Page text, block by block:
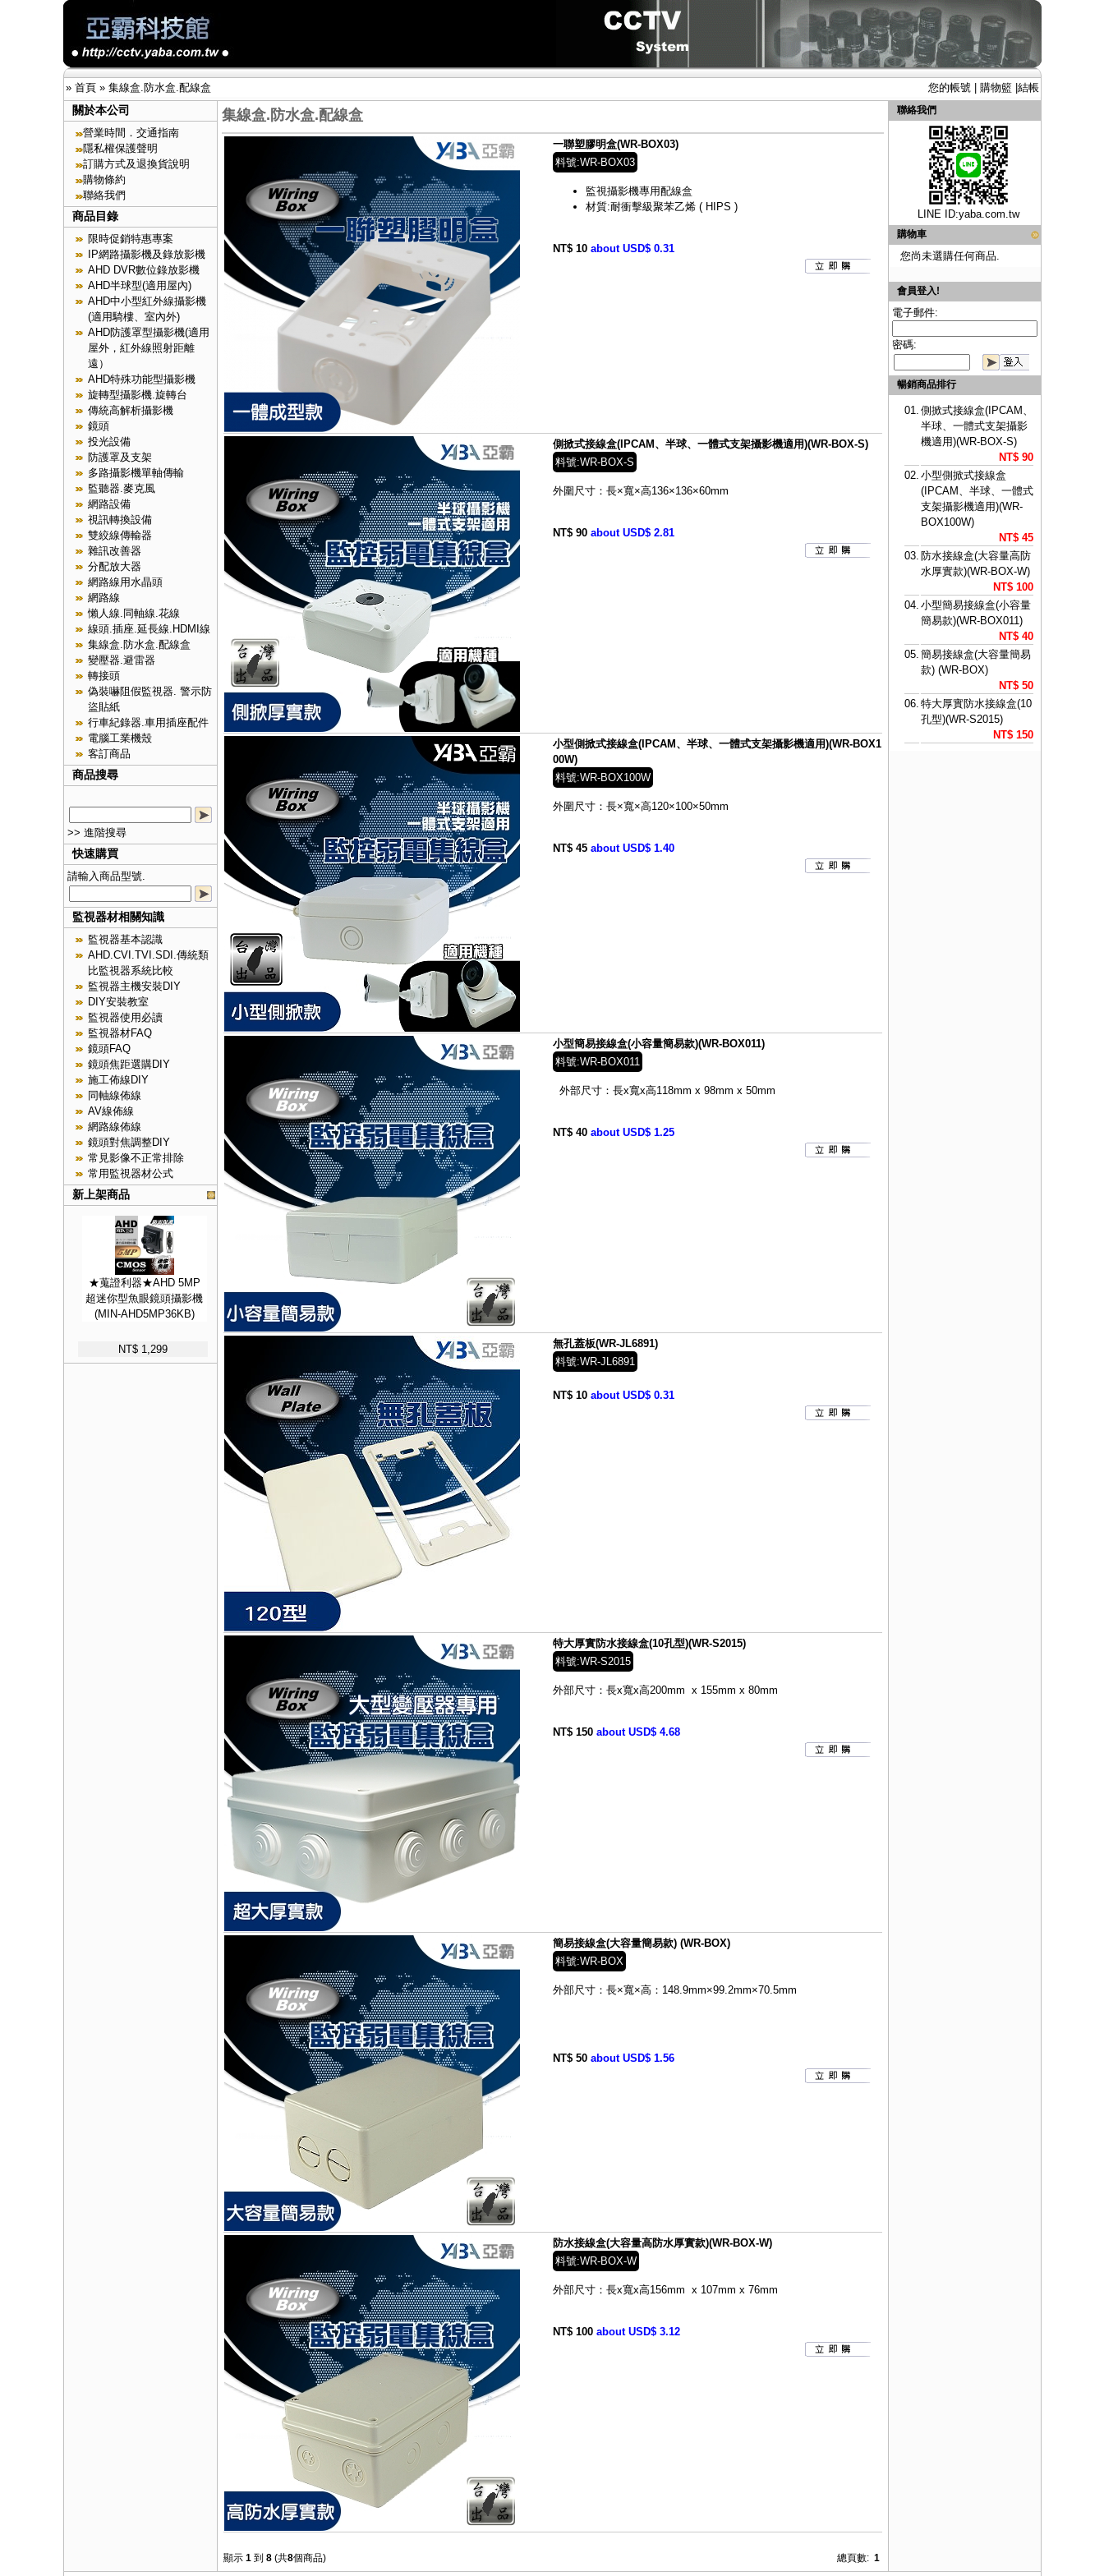
» 首頁» 集線盒.防水盒.配線盒 您的帳號| 購物籃| 結帳
關於本公司
營業時間．交通指南
隱私權保護聲明
訂購方式及退換貨說明
購物條約
聯絡我們
商品目錄
限時促銷特惠專案
IP網路攝影機及錄放影機
AHD DVR數位錄放影機
AHD半球型(適用屋內)
AHD中小型紅外線攝影機
(適用騎樓、室內外)
AHD防護罩型攝影機(適用
屋外，紅外線照射距離
遠）
AHD特殊功能型攝影機
旋轉型攝影機.旋轉台
傳統高解析攝影機
鏡頭
投光設備
防護罩及支架
多路攝影機單軸傳輸
監聽器.麥克風
網路設備
視訊轉換設備
雙絞線傳輸器
雜訊改善器
分配放大器
網路線用水晶頭
網路線
懶人線.同軸線.花線
線頭.插座.延長線.HDMI線
集線盒.防水盒.配線盒
變壓器.避雷器
轉接頭
偽裝嚇阻假監視器. 警示防
盜貼紙
行車紀錄器.車用插座配件
電腦工業機殼
客訂商品
商品搜尋
>> 進階搜尋
快速購買
請輸入商品型號.
監視器材相關知識
監視器基本認識
AHD.CVI.TVI.SDI.傳統類
比監視器系統比較
監視器主機安裝DIY
DIY安裝教室
監視器使用必讀
監視器材FAQ
鏡頭FAQ
鏡頭焦距選購DIY
施工佈線DIY
同軸線佈線
AV線佈線
網路線佈線
鏡頭對焦調整DIY
常見影像不正常排除
常用監視器材公式
新上架商品
★蒐證利器★AHD 5MP
超迷你型魚眼鏡頭攝影機
(MIN-AHD5MP36KB)
NT$ 1,299
集線盒.防水盒.配線盒
一聯塑膠明盒(WR-BOX03)
料號:WR-BOX03
監視攝影機專用配線盒
材質:耐衝擊級聚苯乙烯 ( HIPS )
NT$ 10 about USD$ 0.31
側掀式接線盒(IPCAM、半球、一體式支架攝影機適用)(WR-BOX-S)
料號:WR-BOX-S
外圍尺寸：長×寬×高136×136×60mm
NT$ 90 about USD$ 2.81
小型側掀式接線盒(IPCAM、半球、一體式支架攝影機適用)(WR-BOX1
00W)
料號:WR-BOX100W
外圍尺寸：長×寬×高120×100×50mm
NT$ 45 about USD$ 1.40
小型簡易接線盒(小容量簡易款)(WR-BOX011)
料號:WR-BOX011
外部尺寸：長x寬x高118mm x 98mm x 50mm
NT$ 40 about USD$ 1.25
無孔蓋板(WR-JL6891)
料號:WR-JL6891
NT$ 10 about USD$ 0.31
特大厚實防水接線盒(10孔型)(WR-S2015)
料號:WR-S2015
外部尺寸：長x寬x高200mm x 155mm x 80mm
NT$ 150 about USD$ 4.68
簡易接線盒(大容量簡易款) (WR-BOX)
料號:WR-BOX
外部尺寸： 長×寬×高：148.9mm×99.2mm×70.5mm
NT$ 50 about USD$ 1.56
防水接線盒(大容量高防水厚實款)(WR-BOX-W)
料號:WR-BOX-W
外部尺寸：長x寬x高156mm x 107mm x 76mm
NT$ 100 about USD$ 3.12
顯示 1到 8(共8個商品) 總頁數: 1
聯絡我們
LINE ID:yaba.com.tw
購物車
您尚未選購任何商品.
會員登入!
電子郵件:
密碼:
暢銷商品排行
01. 側掀式接線盒(IPCAM、
半球、一體式支架攝影
機適用)(WR-BOX-S)
NT$ 90
02. 小型側掀式接線盒
(IPCAM、半球、一體式
支架攝影機適用)(WR-
BOX100W)
NT$ 45
03. 防水接線盒(大容量高防
水厚實款)(WR-BOX-W)
NT$ 100
04. 小型簡易接線盒(小容量
簡易款)(WR-BOX011)
NT$ 40
05. 簡易接線盒(大容量簡易
款) (WR-BOX)
NT$ 50
06. 特大厚實防水接線盒(10
孔型)(WR-S2015)
NT$ 150